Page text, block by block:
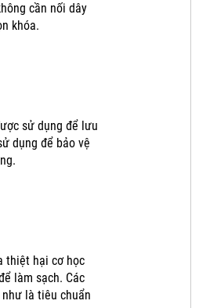
cần nối dây
khóa.
sử dụng để lưu
dụng để bảo vệ
thiệt hại cơ học
làm sạch. Các
là tiêu chuẩn